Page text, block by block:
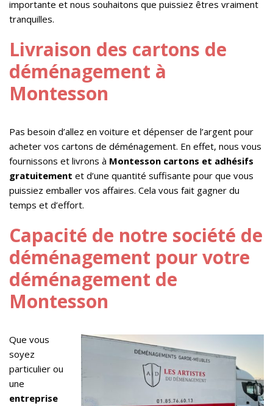
importante et nous souhaitons que puissiez êtres vraiment
tranquilles.
Livraison des cartons de
déménagement à
Montesson
Pas besoin d’allez en voiture et dépenser de l’argent pour
acheter vos cartons de déménagement. En effet, nous vous
fournissons et livrons à Montesson cartons et adhésifs
gratuitement et d’une quantité suffisante pour que vous
puissiez emballer vos affaires. Cela vous fait gagner du
temps et d’effort.
Capacité de notre société de
déménagement pour votre
déménagement de
Montesson
Que vous
soyez
particulier ou
une
entreprise